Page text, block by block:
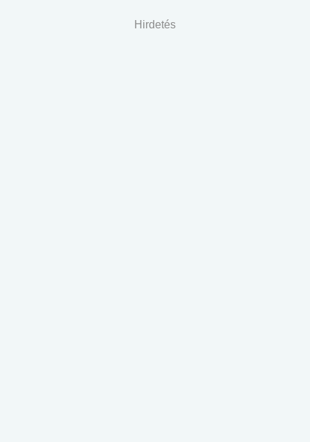
Hirdetés